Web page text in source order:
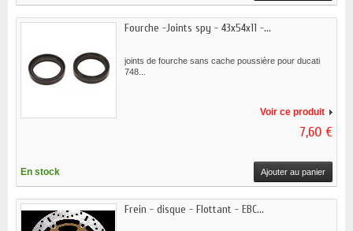
Fourche -Joints spy - 43x54x11 -...
joints de fourche sans cache poussière pour ducati
748...
Voir ce produit
7,60 €
En stock Ajouter au panier
Frein - disque - Flottant - EBC...